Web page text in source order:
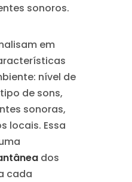
sonoros.
em
nível de
de sons,
sonoras,
locais. Essa
dos
cada